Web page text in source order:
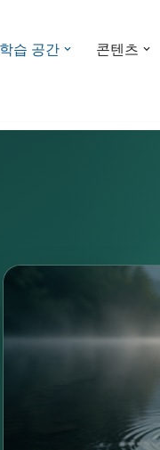
학습 공간
콘텐츠